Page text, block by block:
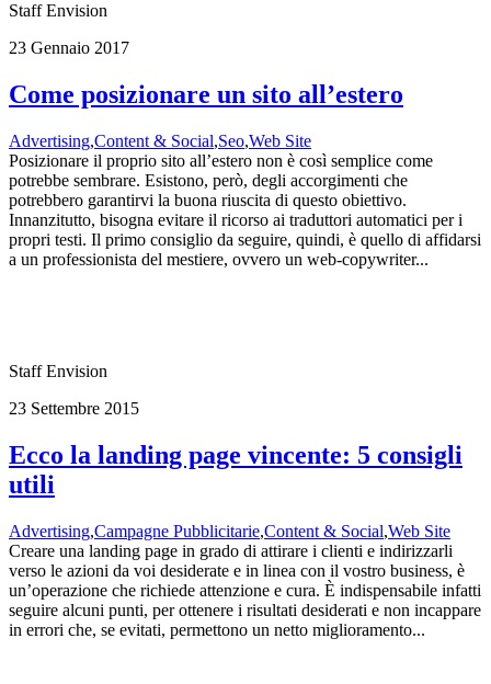
Staff Envision
23 Gennaio 2017
Come posizionare un sito all’estero
Advertising,Content & Social,Seo,Web Site
Posizionare il proprio sito all’estero non è così semplice come
potrebbe sembrare. Esistono, però, degli accorgimenti che
potrebbero garantirvi la buona riuscita di questo obiettivo.
Innanzitutto, bisogna evitare il ricorso ai traduttori automatici per i
propri testi. Il primo consiglio da seguire, quindi, è quello di affidarsi
a un professionista del mestiere, ovvero un web-copywriter...
Staff Envision
23 Settembre 2015
Ecco la landing page vincente: 5 consigli
utili
Advertising,Campagne Pubblicitarie,Content & Social,Web Site
Creare una landing page in grado di attirare i clienti e indirizzarli
verso le azioni da voi desiderate e in linea con il vostro business, è
un’operazione che richiede attenzione e cura. È indispensabile infatti
seguire alcuni punti, per ottenere i risultati desiderati e non incappare
in errori che, se evitati, permettono un netto miglioramento...